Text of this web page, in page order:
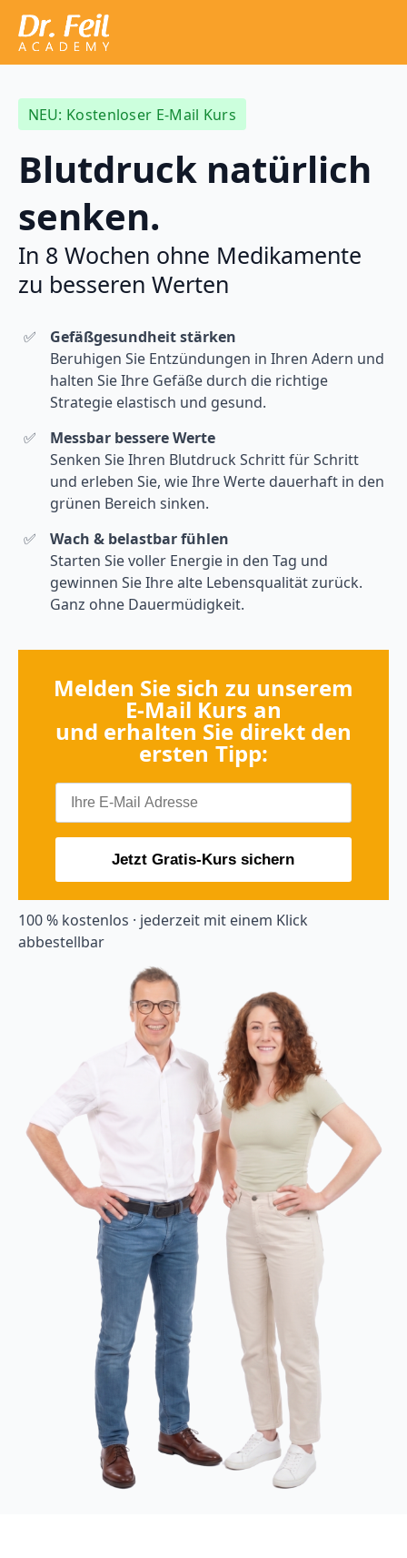
NEU: Kostenloser E-Mail Kurs
Blutdruck natürlich
senken.
In 8 Wochen ohne Medikamente
zu besseren Werten
Gefäßgesundheit stärken
Beruhigen Sie Entzündungen in Ihren Adern und
halten Sie Ihre Gefäße durch die richtige
Strategie elastisch und gesund.
Messbar bessere Werte
Senken Sie Ihren Blutdruck Schritt für Schritt
und erleben Sie, wie Ihre Werte dauerhaft in den
grünen Bereich sinken.
Wach & belastbar fühlen
Starten Sie voller Energie in den Tag und
gewinnen Sie Ihre alte Lebensqualität zurück.
Ganz ohne Dauermüdigkeit.
Melden Sie sich zu unserem
E‑Mail Kurs an
und erhalten Sie direkt den
ersten Tipp:
Jetzt Gratis-Kurs sichern
100 % kostenlos · jederzeit mit einem Klick
abbestellbar